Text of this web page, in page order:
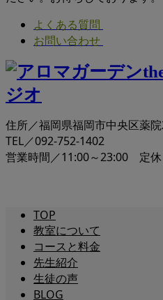
よくある質問
お問い合わせ
住所／福岡県福岡市中央区薬
TEL／092-752-1402
営業時間／11:00～23:00 定休
TOP
教室について
コースと料金
先生紹介
生徒の声
BLOG